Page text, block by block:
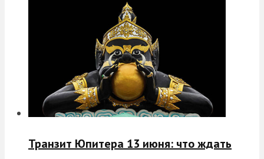
Транзит Юпитера 13 июня: что ждать